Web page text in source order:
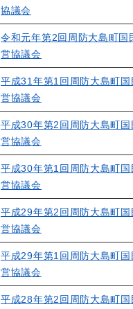
協議会
令和元年第2回周防大島町国
営協議会
平成31年第1回周防大島町国
営協議会
平成30年第2回周防大島町国
営協議会
平成30年第1回周防大島町国
営協議会
平成29年第2回周防大島町国
営協議会
平成29年第1回周防大島町国
営協議会
平成28年第2回周防大島町国